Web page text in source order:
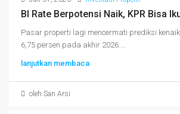
BI Rate Berpotensi Naik, KPR Bisa
Pasar properti lagi mencermati prediksi
6,75 persen pada akhir 2026....
lanjutkan membaca
oleh San Arsi